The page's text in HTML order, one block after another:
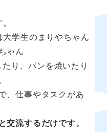
学生のまりやちゃん
ゃん
り、パンを焼いたり
、仕事やタスクがあ
交流するだけです。